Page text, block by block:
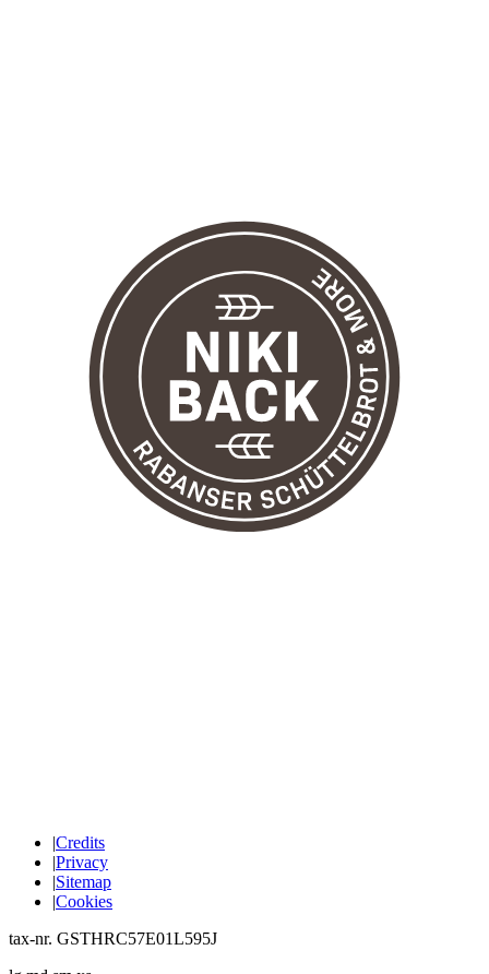
|Credits
|Privacy
|Sitemap
|Cookies
tax-nr. GSTHRC57E01L595J